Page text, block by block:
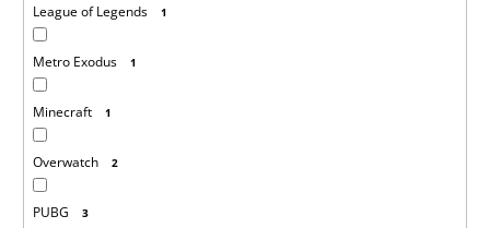
League of Legends 1
Metro Exodus 1
Minecraft 1
Overwatch 2
PUBG 3